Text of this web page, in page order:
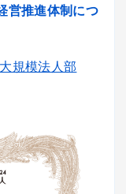
営推進体制につ
規模法人部